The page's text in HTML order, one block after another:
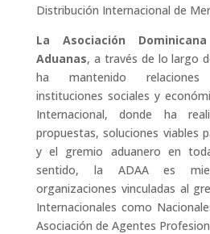
Distribución Internacional de
La Asociación
Aduanas, a través de lo largo
ha mantenido
instituciones sociales y
Internacional, donde ha
propuestas, soluciones viables
y el gremio aduanero en
sentido, la ADAA es
organizaciones vinculadas al
Internacionales como
Asociación de Agentes